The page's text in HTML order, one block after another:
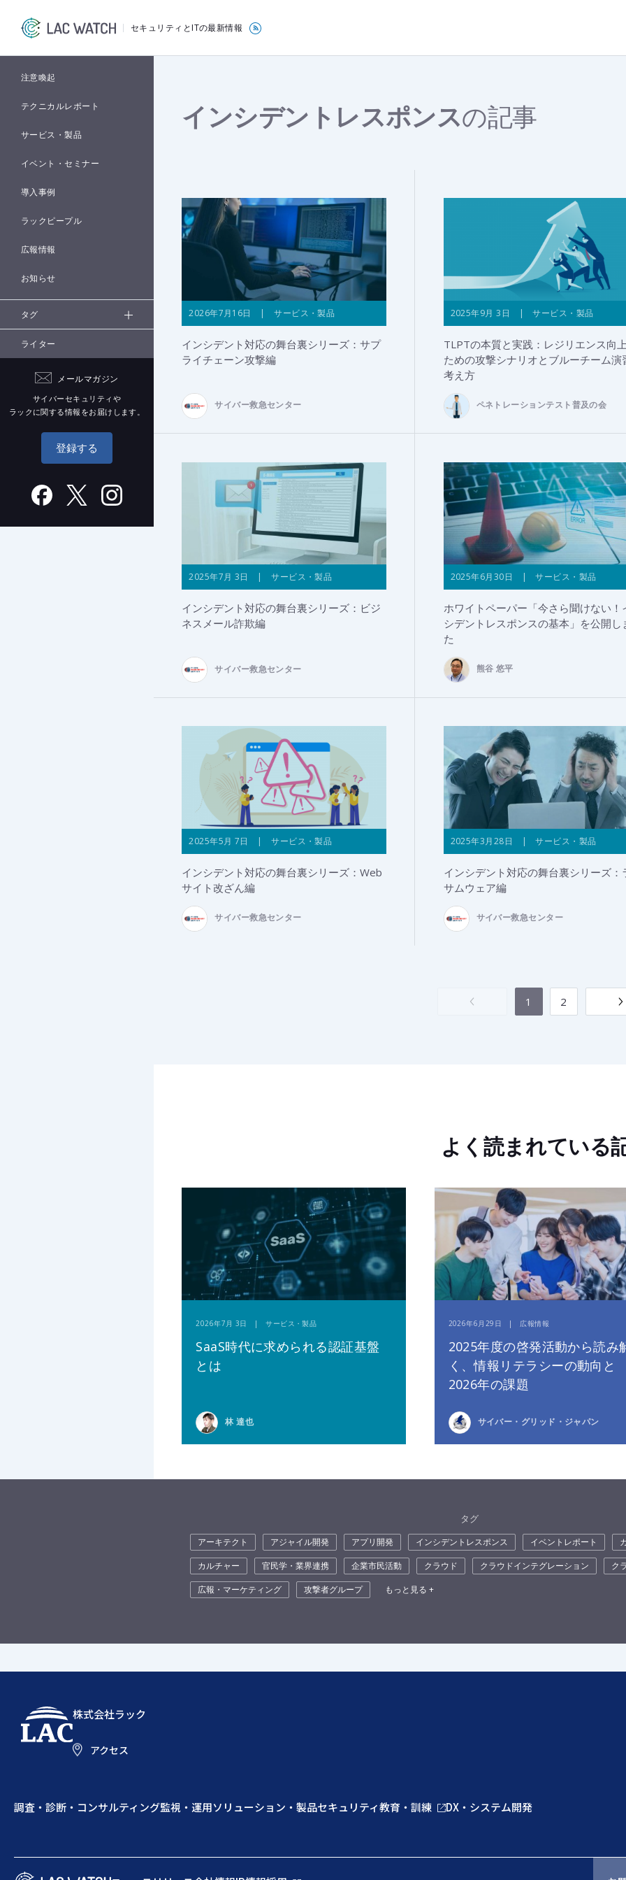
セキュリティとITの最新情報
注意喚起
テクニカルレポート
サービス・製品
イベント・セミナー
導入事例
ラックピープル
広報情報
お知らせ
タグ
ライター
メールマガジン
サイバーセキュリティや
ラックに関する情報をお届けします。
登録する
インシデントレスポンスの記事
2026年7月16日 | サービス・製品
インシデント対応の舞台裏シリーズ：サプ
ライチェーン攻撃編
サイバー救急センター
2025年9月 3日 | サービス・製品
TLPTの本質と実践：レジリエンス向
ための攻撃シナリオとブルーチーム演
考え方
ペネトレーションテスト普及の会
2025年7月 3日 | サービス・製品
インシデント対応の舞台裏シリーズ：ビジ
ネスメール詐欺編
サイバー救急センター
2025年6月30日 | サービス・製品
ホワイトペーパー「今さら聞けない！
シデントレスポンスの基本」を公開し
た
熊谷 悠平
2025年5月 7日 | サービス・製品
インシデント対応の舞台裏シリーズ：Web
サイト改ざん編
サイバー救急センター
2025年3月28日 | サービス・製品
インシデント対応の舞台裏シリーズ：
サムウェア編
サイバー救急センター
1 2
よく読まれている
2026年7月 3日 | サービス・製品
SaaS時代に求められる認証基盤
とは
林 達也
2026年6月29日 | 広報情報
2025年度の啓発活動から読み
く、情報リテラシーの動向と
2026年の課題
サイバー・グリッド・ジャパン
タグ
アーキテクト アジャイル開発 アプリ開発 インシデントレスポンス イベントレポート
カルチャー
官民学・業界連携 企業市民活動 クラウド クラウドインテグレーション
ク
広報・マーケティング
攻撃者グループ もっと見る +
株式会社ラック
アクセス
調査・診断・コンサルティング監視・運用ソリューション・製品セキュリティ教育・訓練 DX・システム開発